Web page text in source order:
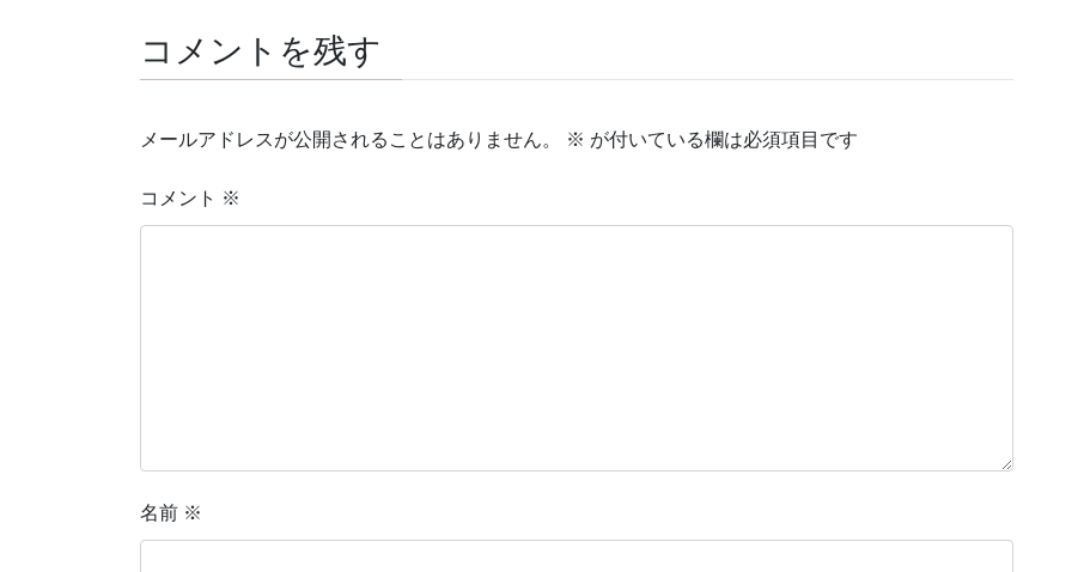
コメントを残す
メールアドレスが公開されることはありません。 ※ が付いている欄は必須項目です
コメント ※
名前 ※